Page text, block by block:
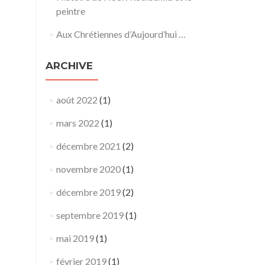
peintre
Aux Chrétiennes d’Aujourd’hui …
ARCHIVE
août 2022 (1)
mars 2022 (1)
décembre 2021 (2)
novembre 2020(1)
décembre 2019(2)
septembre 2019(1)
mai 2019(1)
février 2019(1)